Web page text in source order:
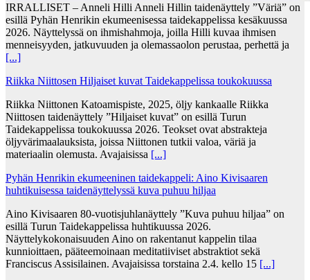
IRRALLISET – Anneli Hilli Anneli Hillin taidenäyttely ”Väriä” on
esillä Pyhän Henrikin ekumeenisessa taidekappelissa kesäkuussa
2026. Näyttelyssä on ihmishahmoja, joilla Hilli kuvaa ihmisen
menneisyyden, jatkuvuuden ja olemassaolon perustaa, perhettä ja
[...]
Riikka Niittosen Hiljaiset kuvat Taidekappelissa toukokuussa
Riikka Niittonen Katoamispiste, 2025, öljy kankaalle Riikka
Niittosen taidenäyttely ”Hiljaiset kuvat” on esillä Turun
Taidekappelissa toukokuussa 2026. Teokset ovat abstrakteja
öljyvärimaalauksista, joissa Niittonen tutkii valoa, väriä ja
materiaalin olemusta. Avajaisissa [...]
Pyhän Henrikin ekumeeninen taidekappeli: Aino Kivisaaren
huhtikuisessa taidenäyttelyssä kuva puhuu hiljaa
Aino Kivisaaren 80-vuotisjuhlanäyttely ”Kuva puhuu hiljaa” on
esillä Turun Taidekappelissa huhtikuussa 2026.
Näyttelykokonaisuuden Aino on rakentanut kappelin tilaa
kunnioittaen, pääteemoinaan meditatiiviset abstraktiot sekä
Franciscus Assisilainen. Avajaisissa torstaina 2.4. kello 15 [...]